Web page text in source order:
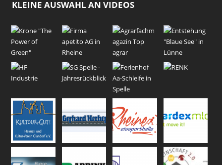
KLEINE AUSWAHL AN VIDEOS